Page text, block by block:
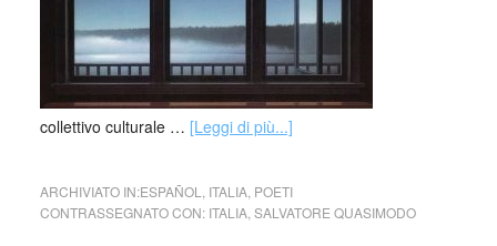
collettivo culturale … [Leggi di più...]
ARCHIVIATO IN:ESPAÑOL ITALIA, POETI
CONTRASSEGNATO CON: ITALIA, SALVATORE QUASIMODO